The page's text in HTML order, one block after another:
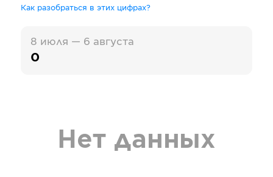
Как разобраться в этих цифрах?
8 июля — 6 августа
0
Нет данных